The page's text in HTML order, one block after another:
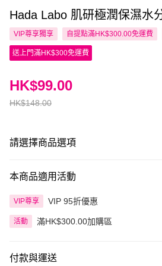
Hada Labo 肌研極潤保濕水
VIP尊享獨享 自提點滿HK$300.00免運費
送上門滿HK$300免運費
HK$148.00
HK$99.00
請選擇商品選項
本商品適用活動
VIP尊享 VIP 95折優惠
活動 滿HK$300.00加購區
付款與運送